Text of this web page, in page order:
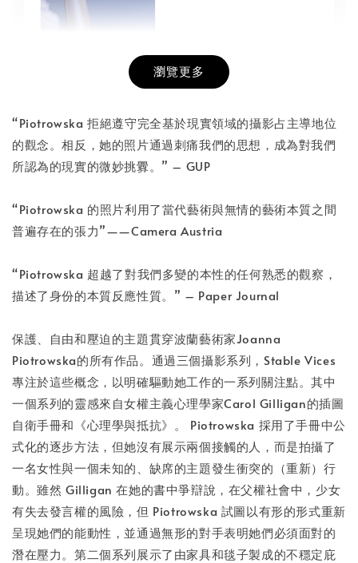
NT$ 50
NT$ 100
- +
瀏覽更多
“Piotrowska 拒絕遵守完全基於現實領域的攝影占主導地位
的觀念。相反，她的照片通過刺痛我們的思想，成為對我們
所認為的現實的微妙挑釁。” – GUP
“Piotrowska 的照片利用了當代藝術與無情的藝術本質之間
普遍存在的張力”——Camera Austria
“Piotrowska 超越了對我們多變的本性的任何熟悉的觀察，
描述了身份的本質反應性質。” – Paper Journal
保護、自由和壓迫的主題貫穿波蘭藝術家Joanna
Piotrowska的所有作品。通過三個攝影系列，Stable Vices
專注於這些概念，以明確驅動她工作的一系列關注點。其中
一個系列的靈感來自女權主義心理學家Carol Gilligan的插圖
自衛手冊和《心理學與抵抗》。 Piotrowska 採用了手冊中公
式化的逐步方法，但她沒有展示兩個接觸的人，而是拍攝了
一名女性與一個未知的、缺席的主題發生衝突的（重新）行
動。雖然 Gilligan 在她的書中爭辯說，在父權社會中，少女
有失去發言權的風險，但 Piotrowska 試圖以有形的形式重新
呈現她們的能動性，並通過無形的對手表明她們必須面對的
潛在壓力。第二個系列展示了由家具和毯子製成的不穩定庇